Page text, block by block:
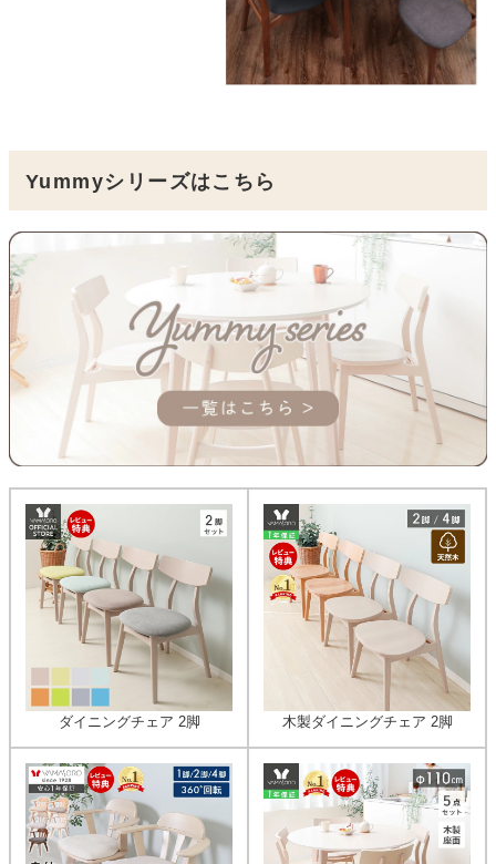
Yummyシリーズはこちら
ダイニングチェア 2脚 木製ダイニングチェア 2脚